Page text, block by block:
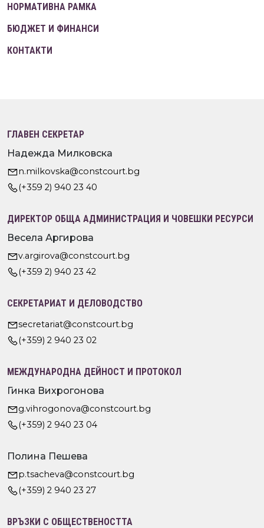
НОРМАТИВНА РАМКА
БЮДЖЕТ И ФИНАНСИ
КОНТАКТИ
ГЛАВЕН СЕКРЕТАР
Надежда Милковска
n.milkovska@constcourt.bg
(+359 2) 940 23 40
ДИРЕКТОР ОБЩА АДМИНИСТРАЦИЯ И ЧОВЕШКИ РЕСУРСИ
Весела Аргирова
v.argirova@constcourt.bg
(+359 2) 940 23 42
СЕКРЕТАРИАТ И ДЕЛОВОДСТВО
secretariat@constcourt.bg
(+359) 2 940 23 02
МЕЖДУНАРОДНА ДЕЙНОСТ И ПРОТОКОЛ
Гинка Вихрогонова
g.vihrogonova@constcourt.bg
(+359) 2 940 23 04
Полина Пешева
p.tsacheva@constcourt.bg
(+359) 2 940 23 27
ВРЪЗКИ С ОБЩЕСТВЕНОСТТА